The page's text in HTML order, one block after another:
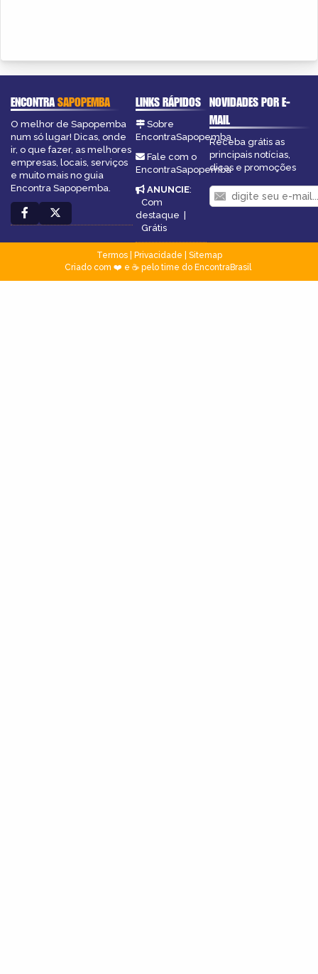
ENCONTRASAPOPEMBA
O melhor de Sapopemba
num só lugar! Dicas, onde
ir, o que fazer, as melhores
empresas, locais, serviços
e muito mais no guia
Encontra Sapopemba.
LINKS RÁPIDOS
Sobre
EncontraSapopemba
Fale com o
EncontraSapopemba
ANUNCIE:
Com
destaque
Grátis
NOVIDADES POR E-
MAIL
Receba grátis as
principais notícias,
dicas e promoções
Termos| Privacidade
Sitemap
Criado com ❤️ e ☕ pelo time do EncontraBrasil